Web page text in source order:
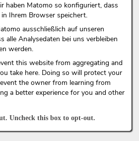
haben Matomo so konfiguriert, dass
Ihrem Browser speichert.
ausschließlich auf unseren
alle Analysedaten bei uns verbleiben
werden.
this website from aggregating and
take here. Doing so will protect your
the owner from learning from
a better experience for you and other
Uncheck this box to opt-out.